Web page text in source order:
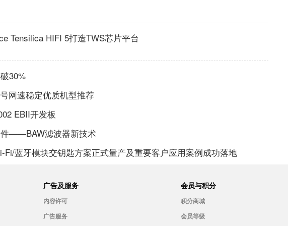
Tensilica HIFI 5打造TWS芯片平台
30%
网速稳定优质机型推荐
EBII开发板
件——BAW滤波器新技术
蓝牙模块交钥匙方案正式量产及重要客户应用案例成功落地
广告及服务
内容许可
广告服务
会员与积分
积分商城
会员等级